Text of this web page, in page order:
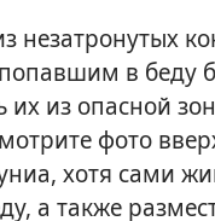
незатронутых
в беду
их из опасной
фото
хотя сами
а также